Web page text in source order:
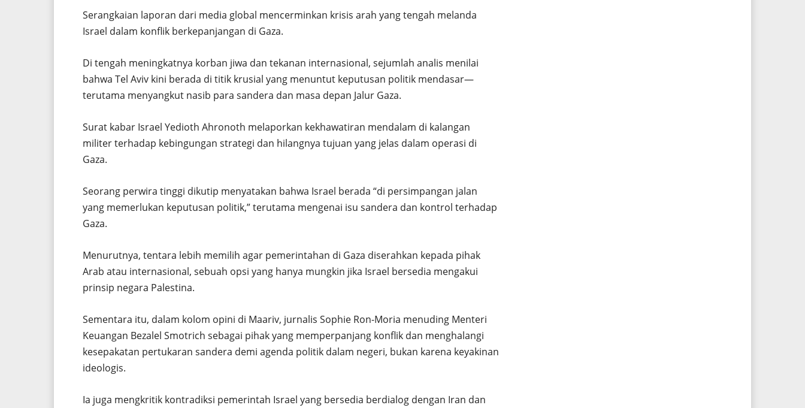
Serangkaian laporan dari media global mencerminkan krisis arah yang tengah melanda
Israel dalam konflik berkepanjangan di Gaza.
Di tengah meningkatnya korban jiwa dan tekanan internasional, sejumlah analis menilai
bahwa Tel Aviv kini berada di titik krusial yang menuntut keputusan politik mendasar—
terutama menyangkut nasib para sandera dan masa depan Jalur Gaza.
Surat kabar Israel Yedioth Ahronoth melaporkan kekhawatiran mendalam di kalangan
militer terhadap kebingungan strategi dan hilangnya tujuan yang jelas dalam operasi di
Gaza.
Seorang perwira tinggi dikutip menyatakan bahwa Israel berada “di persimpangan jalan
yang memerlukan keputusan politik,” terutama mengenai isu sandera dan kontrol terhadap
Gaza.
Menurutnya, tentara lebih memilih agar pemerintahan di Gaza diserahkan kepada pihak
Arab atau internasional, sebuah opsi yang hanya mungkin jika Israel bersedia mengakui
prinsip negara Palestina.
Sementara itu, dalam kolom opini di Maariv, jurnalis Sophie Ron-Moria menuding Menteri
Keuangan Bezalel Smotrich sebagai pihak yang memperpanjang konflik dan menghalangi
kesepakatan pertukaran sandera demi agenda politik dalam negeri, bukan karena keyakinan
ideologis.
Ia juga mengkritik kontradiksi pemerintah Israel yang bersedia berdialog dengan Iran dan